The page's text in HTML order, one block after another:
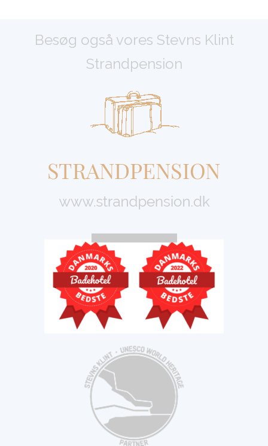
Besøg også vores Stevns Klint
Strandpension